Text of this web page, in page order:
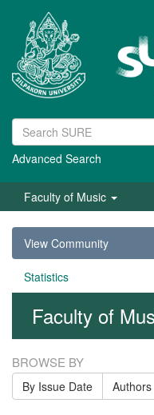
Advanced Search
Faculty of Music
View Community
Statistics
Faculty of
BROWSE BY
By Issue Date Authors